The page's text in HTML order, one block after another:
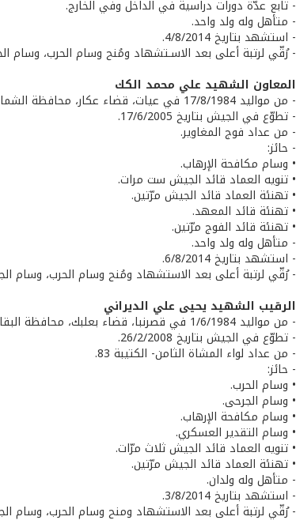
- تابع عدّة دورات دراسية في الداخل وفي الخارج.
- متأهل وله ولد واحد.
- استشهد بتاريخ 4/8/2014.
- رُقّي لرتبة أعلى بعد الاسـتشهاد ومُنح وسام الحرب، وسام
المعاون الشهيد علي محمد الكك
- من مواليد 17/8/1984 في عيات، قضاء عكار، محافظة الشمال.
- تطوّع في الجيش بتاريخ 17/6/2005.
- من عداد فوج المغاوير.
- حائز:
• وسام مكافحة الإرهاب.
• تنويه العماد قائد الجيش ست مرات.
• تهنئة العماد قائد الجيش مرّتين.
• تهنئة قائد المعهد.
• تهنئة قائد الفوج مرّتين.
- متأهل وله ولد واحد.
- استشهد بتاريخ 6/8/2014.
- رُقّي لرتبة أعلى بعد الاستشهاد ومُنح وسام الحرب، وسام
الرقيب الشهيد يحيى علي الديراني
- من مواليد 1/6/1984 في قصرنبا، قضاء بعلبك، محافظة البقاع.
- تطوّع في الجيش بتاريخ 26/2/2008.
- من عداد لواء المشاة الثامن- الكتيبة 83.
- حائز:
• وسام الحرب.
• وسام الجرحى.
• وسام مكافحة الإرهاب.
• وسام التقدير العسكري.
• تنويه العماد قائد الجيش ثلاث مرّات.
• تهنئة العماد قائد الجيش مرّتين.
- متأهل وله ولدان.
- استشهد بتاريخ 3/8/2014.
- رُقّي لرتبة أعلى بعد الاستشهاد ومنح وسام الحرب، وسام